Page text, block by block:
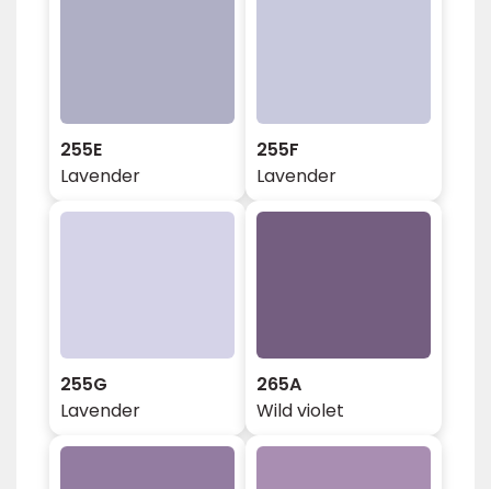
255E
Lavender
255F
Lavender
255G
Lavender
265A
Wild violet